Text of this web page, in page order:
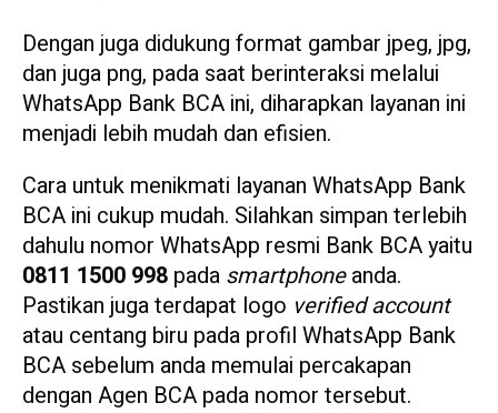
Dengan juga didukung format gambar jpeg, jpg,
dan juga png, pada saat berinteraksi melalui
WhatsApp Bank BCA ini, diharapkan layanan ini
menjadi lebih mudah dan efisien.
Cara untuk menikmati layanan WhatsApp Bank
BCA ini cukup mudah. Silahkan simpan terlebih
dahulu nomor WhatsApp resmi Bank BCA yaitu
0811 1500 998 pada smartphoneanda.
Pastikan juga terdapat logo verified account
atau centang biru pada profil WhatsApp Bank
BCA sebelum anda memulai percakapan
dengan Agen BCA pada nomor tersebut.